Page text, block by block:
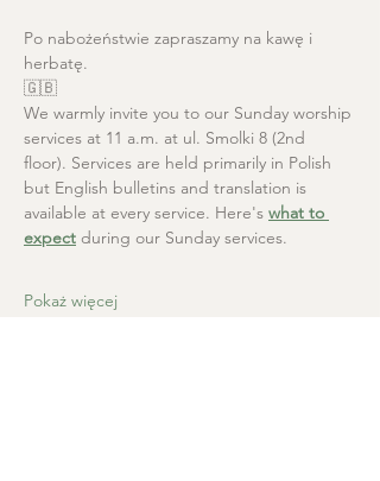
Po nabożeństwie zapraszamy na kawę i
herbatę.
🇬🇧
We warmly invite you to our Sunday worship
services at 11 a.m. at ul. Smolki 8 (2nd
floor). Services are held primarily in Polish
but English bulletins and translation is
available at every service. Here's what to
expect during our Sunday services.
Pokaż więcej